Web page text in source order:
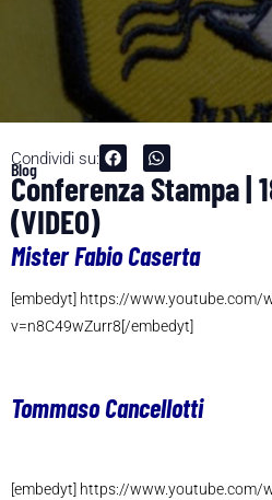
Condividi su:
Blog
Conferenza Stampa |
(VIDEO)
Mister Fabio Caserta
[embedyt] https://www.youtube.com/
v=n8C49wZurr8[/embedyt]
Tommaso Cancellotti
[embedyt] https://www.youtube.com/